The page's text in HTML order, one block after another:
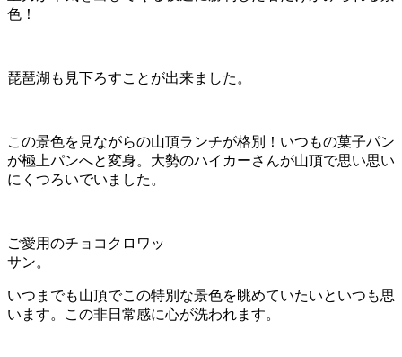
色！
琵琶湖も見下ろすことが出来ました。
この景色を見ながらの山頂ランチが格別！いつもの菓子パン
が極上パンへと変身。大勢のハイカーさんが山頂で思い思い
にくつろいでいました。
ご愛用のチョコクロワッ
サン。
いつまでも山頂でこの特別な景色を眺めていたいといつも思
います。この非日常感に心が洗われます。